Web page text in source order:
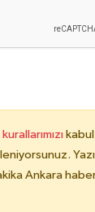
Ankara